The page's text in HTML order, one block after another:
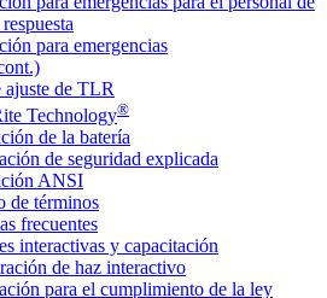
para emergencias
ajuste de TLR
Technology®
de la batería
de seguridad explicada
ANSI
de términos
frecuentes
interactivas y capacitación
de haz interactivo
para el cumplimiento de la ley